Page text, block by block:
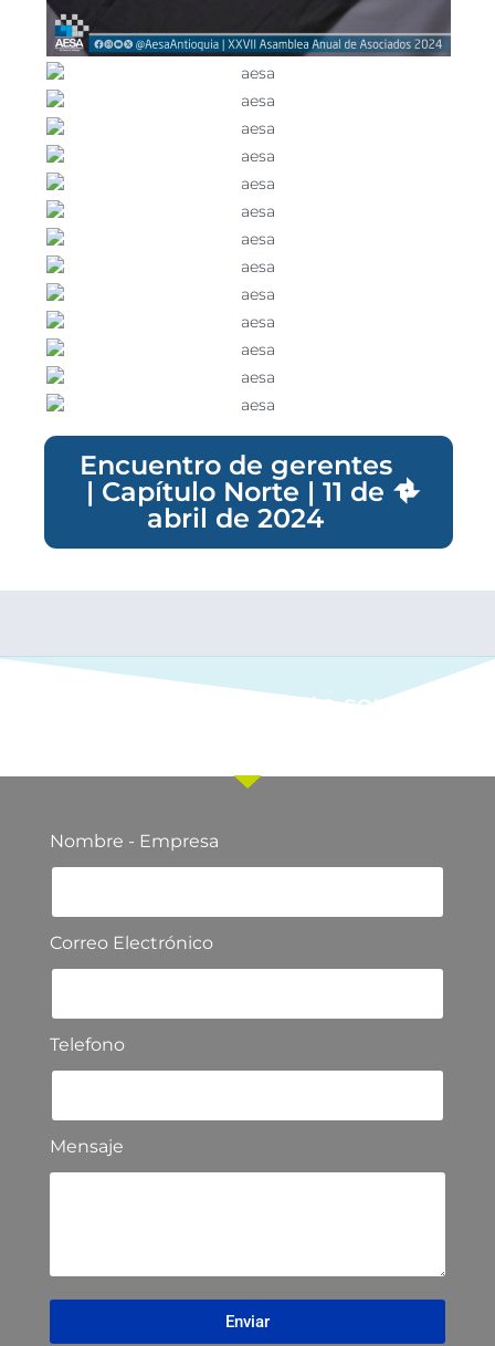
Encuentro de gerentes
| Capítulo Norte | 11 de
abril de 2024
Ponte en contacto con
Nombre - Empresa
Correo Electrónico
Telefono
Mensaje
Enviar